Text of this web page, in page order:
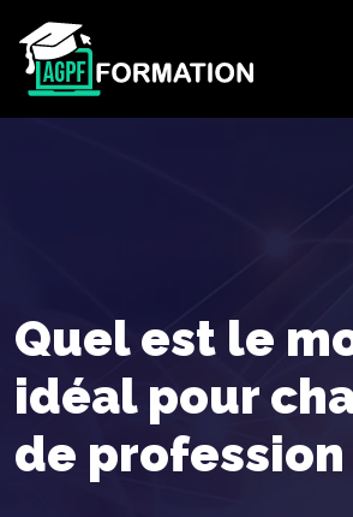
Quel est le
idéal pour
de profession